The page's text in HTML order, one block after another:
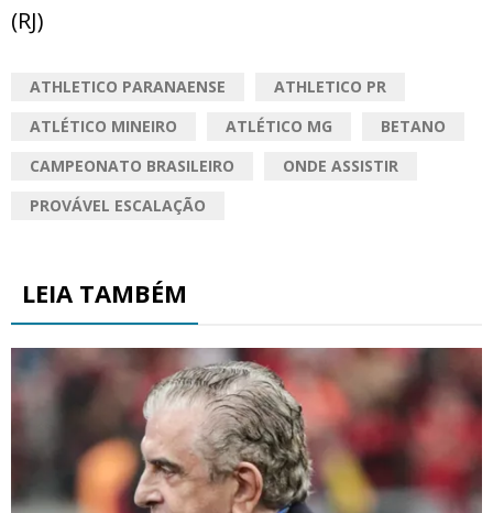
(RJ)
ATHLETICO PARANAENSE
ATHLETICO PR
ATLÉTICO MINEIRO
ATLÉTICO MG
BETANO
CAMPEONATO BRASILEIRO
ONDE ASSISTIR
PROVÁVEL ESCALAÇÃO
LEIA TAMBÉM